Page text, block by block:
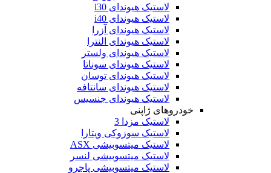
لاستیک هیوندای i30
لاستیک هیوندای i40
لاستیک هیوندای آزرا
لاستیک هیوندای النترا
لاستیک هیوندای ولستر
لاستیک هیوندای سوناتا
لاستیک هیوندای توسان
لاستیک هیوندای سانتافه
لاستیک هیوندای جنسیس
خودروهای ژاپنی
لاستیک مزدا 3
لاستیک سوزوکی ویتارا
لاستیک میتسوبیشی ASX
لاستیک میتسوبیشی لنسر
لاستیک میتسوبیشی پاجرو